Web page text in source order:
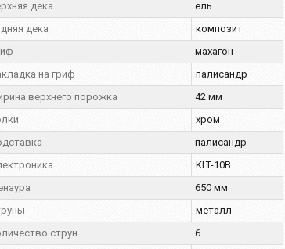
дека
ель
дека
композит
махагон
на гриф
палисандр
верхнего порожка
42 мм
хром
палисандр
KLT-10B
650 мм
металл
струн
6